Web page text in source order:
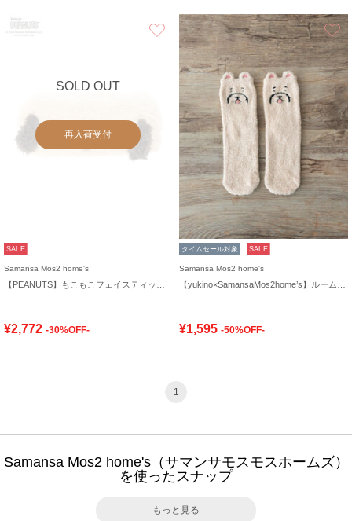
SOLD OUT
再入荷受付
お気に入り
SALE
Samansa Mos2 home's
¥2,772 -30%OFF-
タイムセール対象 SALE
Samansa Mos2 home's
¥1,595 -50%OFF-
1
Samansa Mos2 home's（サマンサモスモスホームズ）
を使ったスナップ
もっと見る